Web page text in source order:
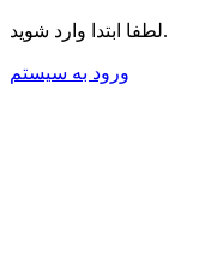
لطفا ابتدا وارد شوید.
ورود به سیستم